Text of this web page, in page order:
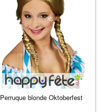
Perruque blonde Oktoberfest